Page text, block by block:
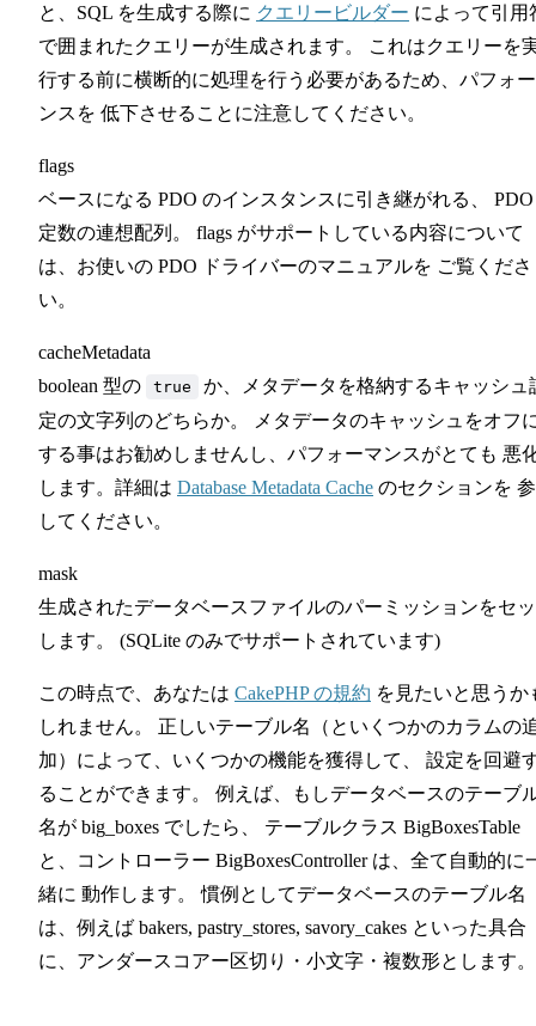
と、SQL を生成する際に クエリービルダー によって引用
で囲まれたクエリーが生成されます。 これはクエリーを
行する前に横断的に処理を行う必要があるため、パフォ
ンスを 低下させることに注意してください。
flags
ベースになる PDO のインスタンスに引き継がれる、 PDO
定数の連想配列。 flags がサポートしている内容について
は、お使いの PDO ドライバーのマニュアルを ご覧くださ
い。
cacheMetadata
boolean 型の
true
か、メタデータを格納するキャッシュ
定の文字列のどちらか。 メタデータのキャッシュをオフ
する事はお勧めしませんし、パフォーマンスがとても 悪
します。詳細は Database Metadata Cache のセクションを
してください。
mask
生成されたデータベースファイルのパーミッションをセ
します。 (SQLite のみでサポートされています)
この時点で、あなたは CakePHP の規約 を見たいと思うか
しれません。 正しいテーブル名（といくつかのカラムの
加）によって、いくつかの機能を獲得して、 設定を回避
ることができます。 例えば、もしデータベースのテーブ
名が big_boxes でしたら、 テーブルクラス BigBoxesTable
と、コントローラー BigBoxesController は、全て自動的に
緒に 動作します。 慣例としてデータベースのテーブル名
は、例えば bakers, pastry_stores, savory_cakes といった具合
に、アンダースコアー区切り・小文字・複数形とします。